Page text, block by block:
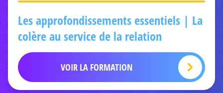
Les approfondissements essentiels | La
colère au service de la relation
VOIR LA FORMATION